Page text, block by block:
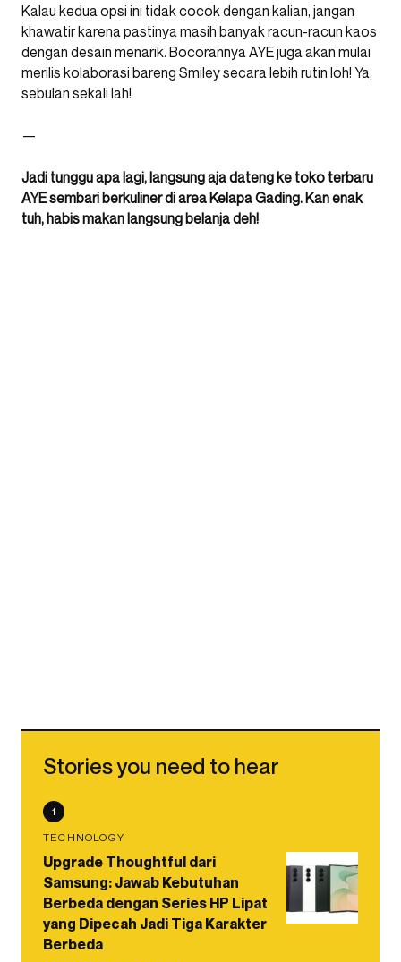
Kalau kedua opsi ini tidak cocok dengan kalian, jangan
khawatir karena pastinya masih banyak racun-racun kaos
dengan desain menarik. Bocorannya AYE juga akan mulai
merilis kolaborasi bareng Smiley secara lebih rutin loh! Ya,
sebulan sekali lah!
—
Jadi tunggu apa lagi, langsung aja dateng ke toko terbaru
AYE sembari berkuliner di area Kelapa Gading. Kan enak
tuh, habis makan langsung belanja deh!
Stories you need to hear
1
TECHNOLOGY
Upgrade Thoughtful dari
Samsung: Jawab Kebutuhan
Berbeda dengan Series HP Lipat
yang Dipecah Jadi Tiga Karakter
Berbeda